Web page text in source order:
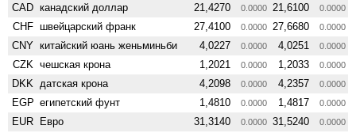
CAD канадский доллар 21,4270 0.0000 21,6100 0.0000
CHF швейцарский франк 27,4100 0.0000 27,6680 0.0000
CNY китайский юань женьминьби 4,0227 0.0000 4,0251 0.0000
CZK чешская крона 1,2021 0.0000 1,2033 0.0000
DKK датская крона 4,2098 0.0000 4,2357 0.0000
EGP египетский фунт 1,4810 0.0000 1,4817 0.0000
EUR Евро 31,3140 0.0000 31,5240 0.0000